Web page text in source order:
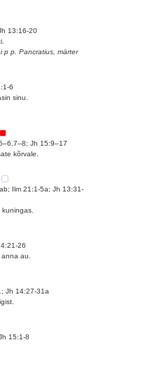
13:16-20
p p. Pancratius, märter
6
sinu.
Jh 15:9–17
kõrvale.
Ilm 21:1-5a; Jh 13:31-
26
au.
Jh 14:27-31a
15:1-8